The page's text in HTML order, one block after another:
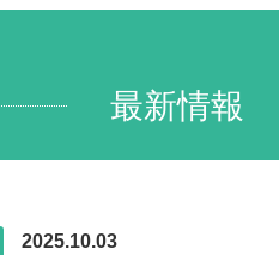
最新情報
2025.10.03